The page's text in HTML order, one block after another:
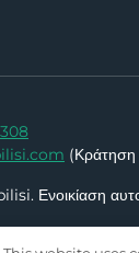
(Κράτηση
Ενοικίαση